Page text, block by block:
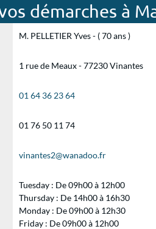
démarches à
M. PELLETIER Yves - ( 70 ans )
1 rue de Meaux - 77230 Vinantes
01 64 36 23 64
01 76 50 11 74
vinantes2@wanadoo.fr
Tuesday : De 09h00 à 12h00
Thursday : De 14h00 à 16h30
Monday : De 09h00 à 12h30
Friday : De 09h00 à 12h00